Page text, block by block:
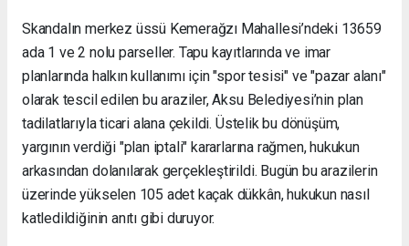
Skandalın merkez üssü Kemerağzı Mahallesi’ndeki 13659
ada 1 ve 2 nolu parseller. Tapu kayıtlarında ve imar
planlarında halkın kullanımı için "spor tesisi" ve "pazar alanı"
olarak tescil edilen bu araziler, Aksu Belediyesi’nin plan
tadilatlarıyla ticari alana çekildi. Üstelik bu dönüşüm,
yargının verdiği "plan iptali" kararlarına rağmen, hukukun
arkasından dolanılarak gerçekleştirildi. Bugün bu arazilerin
üzerinde yükselen 105 adet kaçak dükkân, hukukun nasıl
katledildiğinin anıtı gibi duruyor.